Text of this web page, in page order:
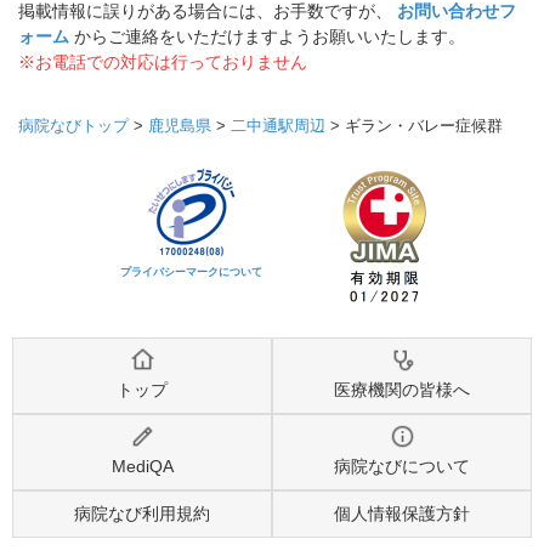
掲載情報に誤りがある場合には、お手数ですが、 お問い合わせフ
ォーム からご連絡をいただけますようお願いいたします。
※お電話での対応は行っておりません
病院なびトップ> 鹿児島県 > 二中通駅周辺 > ギラン・バレー症候群
プライバシーマークについて
トップ 医療機関の皆様へ
MediQA 病院なびについて
病院なび利用規約 個人情報保護方針